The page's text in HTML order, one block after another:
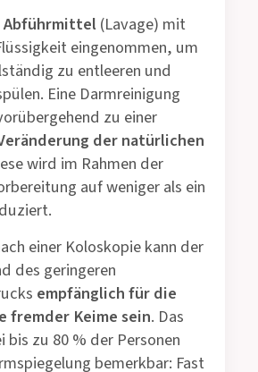
Abführmittel(Lavage) mit
eingenommen, um
zu entleeren und
Eine Darmreinigung
zu einer
der natürlichen
wird im Rahmen der
auf weniger als ein
einer Koloskopie kann der
des geringeren
empfänglich für die
fremder Keime sein. Das
bis zu 80 % der Personen
bemerkbar: Fast